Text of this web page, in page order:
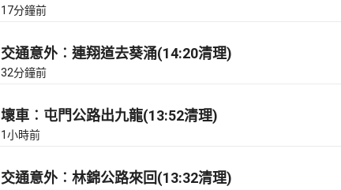
17分鐘前
交通意外︰連翔道去葵涌(14:20清理)
32分鐘前
壞車︰屯門公路出九龍(13:52清理)
1小時前
交通意外︰林錦公路來回(13:32清理)